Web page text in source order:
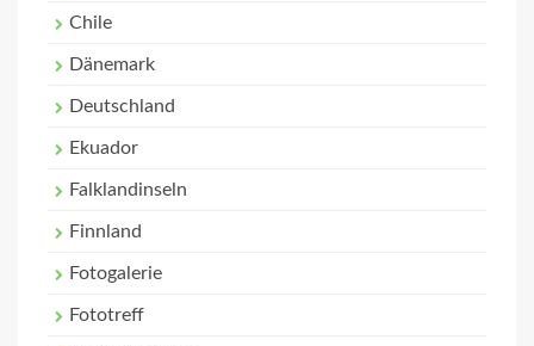
Chile
Dänemark
Deutschland
Ekuador
Falklandinseln
Finnland
Fotogalerie
Fototreff